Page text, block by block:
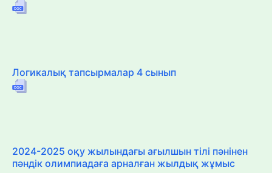
Логикалық тапсырмалар 4 сынып
2024-2025 оқу жылындағы ағылшын тілі пәнінен
пәндік олимпиадаға арналған жылдық жұмыс